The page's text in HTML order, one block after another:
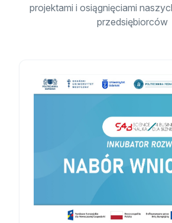
projektami i osiągnięciami
przedsiębiorców